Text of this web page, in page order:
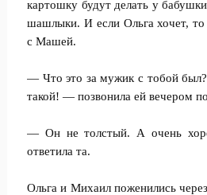
картошку будут делать у
шашлыки. И если Ольга хочет,
с Машей.
— Что это за мужик с тобой
такой! — позвонила ей вечером
— Он не толстый. А очень
ответила та.
Ольга и Михаил поженились